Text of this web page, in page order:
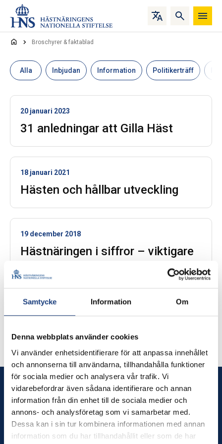
Samtycke Information Om
Denna webbplats använder cookies
Vi använder enhetsidentifierare för att anpassa innehållet
och annonserna till användarna, tillhandahålla funktioner
för sociala medier och analysera vår trafik. Vi
vidarebefordrar även sådana identifierare och annan
information från din enhet till de sociala medier och
annons- och analysföretag som vi samarbetar med.
Dessa kan i sin tur kombinera informationen med annan
information som du har tillhandahållit eller som de har
Hoppa till innehåll
Broschyrer & faktablad
Alla Inbjudan Information Politikerträff
20 januari 2023
31 anledningar att Gilla Häst
18 januari 2021
Hästen och hållbar utveckling
19 december 2018
Hästnäringen i siffror – viktigare
Hästnäringens Nationella Stiftelse
(HNS)
Vi har det breda och viktiga uppdraget att långsiktigt
främja och bidra till utveckling av svensk hästnäring. I